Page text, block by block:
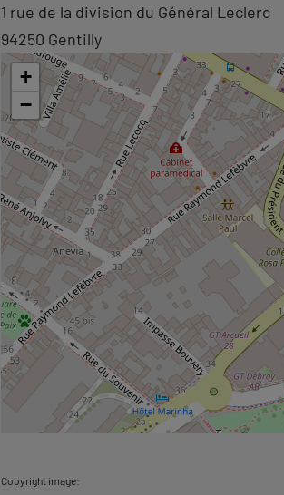
informations
Revenir
à
l'onglet
carte
1 rue de la division du Général Leclerc
94250 Gentilly
+
−
Copyright image: